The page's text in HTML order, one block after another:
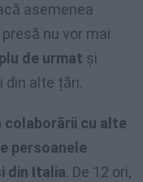
asemenea
nu vor mai
de urmat și
din alte țări.
colaborării cu alte
persoanele
din Italia. De 12 ori,